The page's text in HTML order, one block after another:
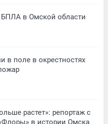
БПЛА в Омской области
в поле в окрестностях
растет»: репортаж с
в истории Омска